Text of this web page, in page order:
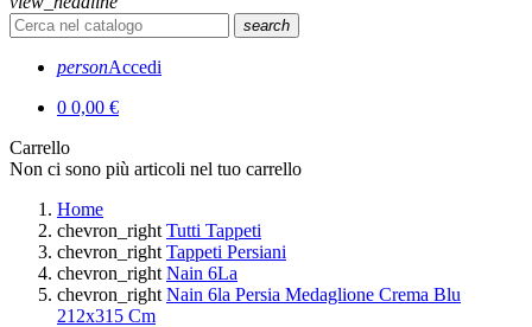
search
personAccedi
0 0,00 €
Carrello
Non ci sono più articoli nel tuo carrello
Home
chevron_right Tutti Tappeti
chevron_right Tappeti Persiani
chevron_right Nain 6La
chevron_right Nain 6la Persia Medaglione Crema Blu
212x315 Cm